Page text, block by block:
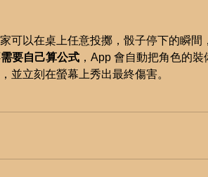
可以在桌上任意投擲，骰子停下的瞬間
要自己算公式 ，App 會自動把角色的
並立刻在螢幕上秀出最終傷害。